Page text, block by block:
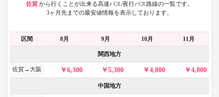
佐賀 から行くことが出来る高速バス/夜行バス路線の一覧です。
3ヶ月先までの最安値情報を表示しております。
区間 8月 9月 10月 11月
関西地方
佐賀→大阪 6,300 5,300 4,800 4,800
中国地方